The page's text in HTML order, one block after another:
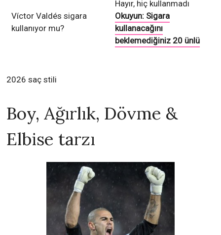
Víctor Valdés sigara
kullanıyor mu?
Hayır, hiç kullanmadı
Okuyun: Sigara
kullanacağını
beklemediğiniz 20 ünlü
2026 saç stili
Boy, Ağırlık, Dövme &
Elbise tarzı